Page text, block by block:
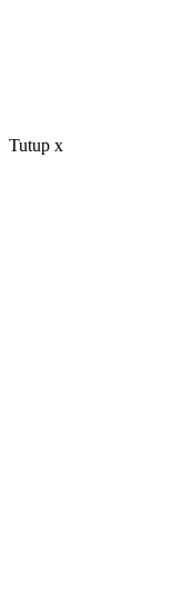
Tutup x